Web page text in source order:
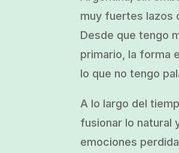
muy fuertes lazos
Desde que tengo
primario, la forma
lo que no tengo
A lo largo del
fusionar lo natural
emociones